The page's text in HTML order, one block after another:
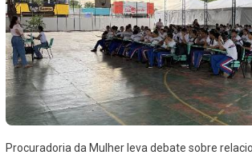
Procuradoria da Mulher leva debate sobre